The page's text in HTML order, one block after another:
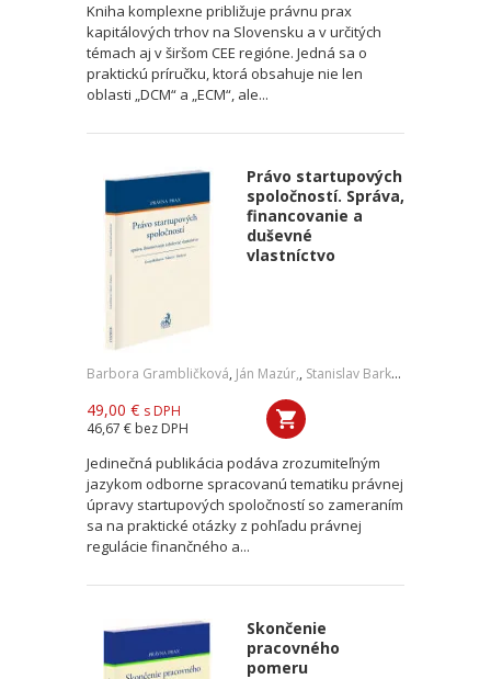
Kniha komplexne približuje právnu prax
kapitálových trhov na Slovensku a v určitých
témach aj v širšom CEE regióne. Jedná sa o
praktickú príručku, ktorá obsahuje nie len
oblasti „DCM“ a „ECM“, ale...
Právo startupových
spoločností. Správa,
financovanie a
duševné
vlastníctvo
Barbora Grambličková, Ján Mazúr,, Stanislav Barkoci
49,00 € s DPH
46,67 € bez DPH
Jedinečná publikácia podáva zrozumiteľným
jazykom odborne spracovanú tematiku právnej
úpravy startupových spoločností so zameraním
sa na praktické otázky z pohľadu právnej
regulácie finančného a...
Skončenie
pracovného
pomeru